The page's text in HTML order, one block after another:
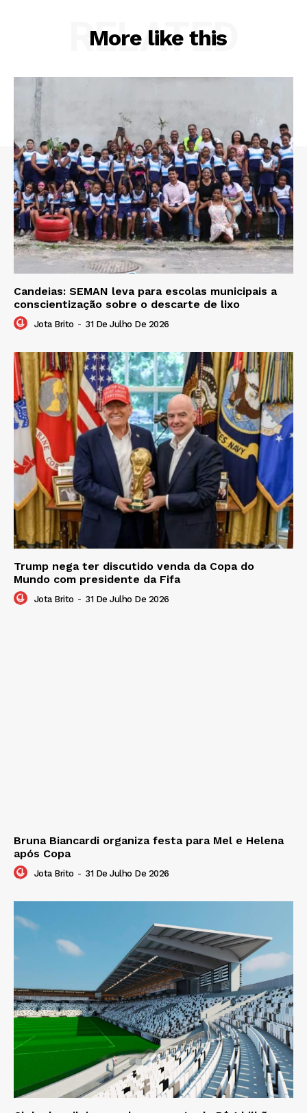
More like this
RELATED
Candeias: SEMAN leva para escolas municipais a
conscientização sobre o descarte de lixo
Jota Brito - 31 De Julho De 2026
Trump nega ter discutido venda da Copa do
Mundo com presidente da Fifa
Jota Brito - 31 De Julho De 2026
Bruna Biancardi organiza festa para Mel e Helena
após Copa
Jota Brito - 31 De Julho De 2026